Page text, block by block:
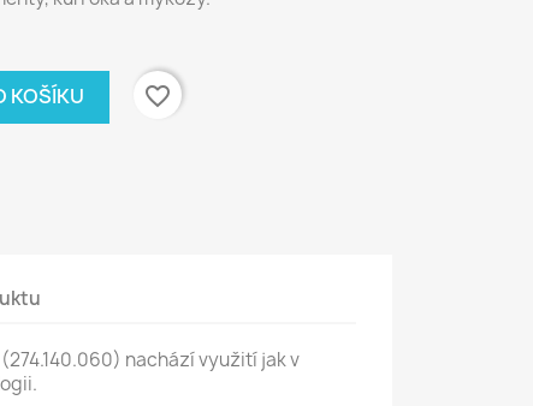
KOŠÍKU favorite_border
nachází využití jak v